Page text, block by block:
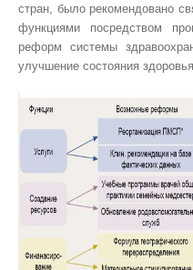
стран, было рекомендовано
функциями посредством
реформ системы
улучшение состояния